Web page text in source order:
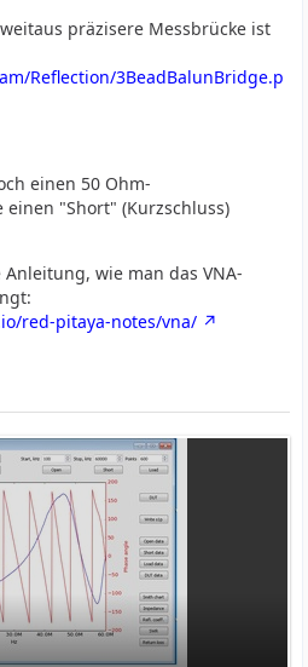
präzisere Messbrücke ist
Reflection/3BeadBalunBridge.p
einen 50 Ohm-
"Short" (Kurzschluss)
wie man das VNA-
red-pitaya-notes/vna/